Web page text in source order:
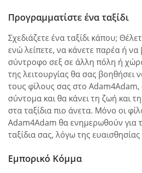
Προγραμματίστε ένα ταξίδι
Σχεδιάζετε ένα ταξίδι κάπου;
ενώ λείπετε, να κάνετε παρέα ή να
σύντροφο σεξ σε άλλη πόλη ή
της λειτουργίας θα σας βοηθήσει
τους φίλους σας στο
σύντομα και θα κάνει τη ζωή και
στα ταξίδια πιο άνετα. Μόνο οι
Adam4Adam θα ενημερωθούν για
ταξίδια σας, λόγω της
Εμπορικό Κόμμα